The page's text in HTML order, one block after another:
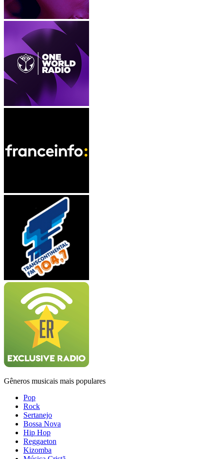
Gêneros musicais mais populares
Pop
Rock
Sertanejo
Bossa Nova
Hip Hop
Reggaeton
Kizomba